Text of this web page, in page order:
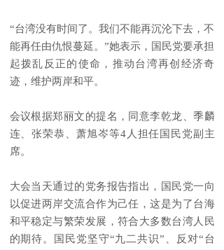
“台湾没有时间了。我们不能再沉沦下去，不
能再任由仇恨蔓延。”她表示，国民党要承担
起拨乱反正的使命，推动台湾再创经济奇
迹，维护两岸和平。
会议根据郑丽文的提名，同意李乾龙、季麟
连、张荣恭、萧旭岑等4人担任国民党副主
席。
大会当天通过的党务报告指出，国民党一向
以促进两岸交流合作为己任，这是为了台海
和平稳定与繁荣发展，符合大多数台湾人民
的期待。国民党坚守“九二共识”、反对“台